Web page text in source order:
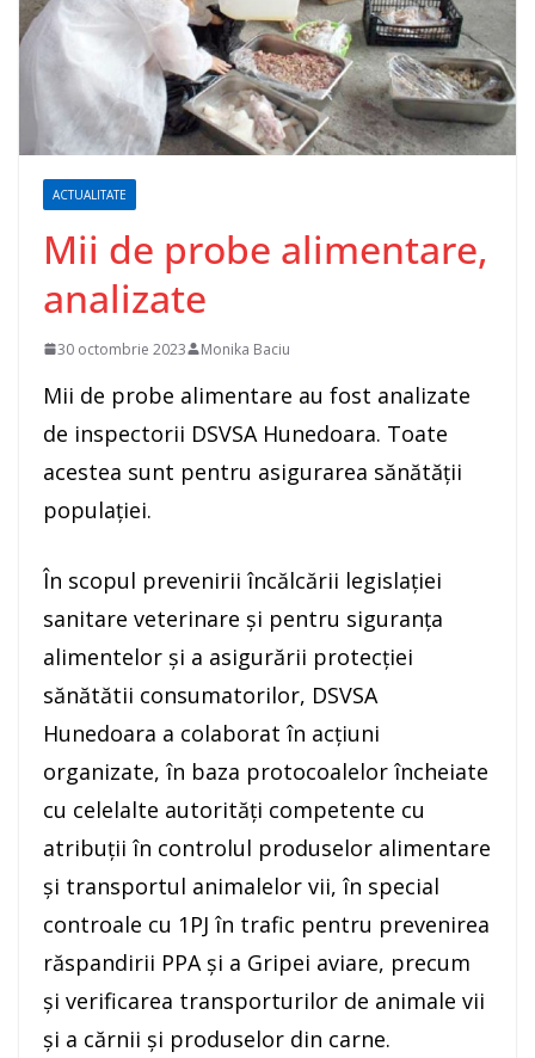
ACTUALITATE
Mii de probe alimentare,
analizate
30 octombrie 2023 Monika Baciu
Mii de probe alimentare au fost analizate
de inspectorii DSVSA Hunedoara. Toate
acestea sunt pentru asigurarea sănătății
populației.
În scopul prevenirii încălcării legislaţiei
sanitare veterinare şi pentru siguranţa
alimentelor şi a asigurării protecţiei
sănătătii consumatorilor, DSVSA
Hunedoara a colaborat în acţiuni
organizate, în baza protocoalelor încheiate
cu celelalte autorităţi competente cu
atribuţii în controlul produselor alimentare
şi transportul animalelor vii, în special
controale cu 1PJ în trafic pentru prevenirea
răspandirii PPA şi a Gripei aviare, precum
şi verificarea transporturilor de animale vii
şi a cărnii şi produselor din carne.